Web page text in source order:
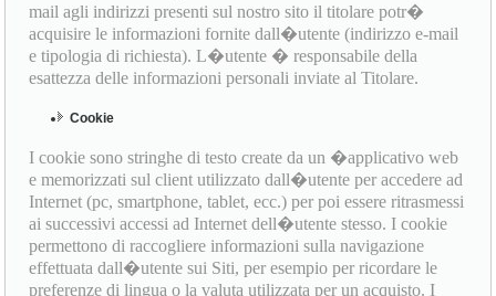
mail agli indirizzi presenti sul nostro sito il titolare potr�
acquisire le informazioni fornite dall�utente (indirizzo e-mail
e tipologia di richiesta). L�utente � responsabile della
esattezza delle informazioni personali inviate al Titolare.
Cookie
I cookie sono stringhe di testo create da un �applicativo web
e memorizzati sul client utilizzato dall�utente per accedere ad
Internet (pc, smartphone, tablet, ecc.) per poi essere ritrasmessi
ai successivi accessi ad Internet dell�utente stesso. I cookie
permettono di raccogliere informazioni sulla navigazione
effettuata dall�utente sui Siti, per esempio per ricordare le
preferenze di lingua o la valuta utilizzata per un acquisto. I